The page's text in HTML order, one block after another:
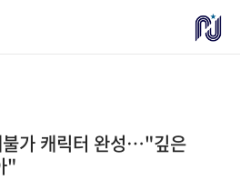
가 캐릭터 완성…"깊은
"